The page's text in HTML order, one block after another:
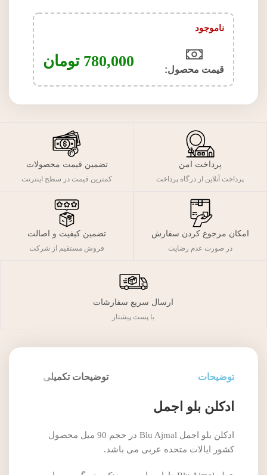
ناموجود
قیمت محصول:​ 780,000 تومان
پرداخت امن
پرداخت آنلاین از درگاه پرداخت
تضمین قیمت محصولات
کمترین قیمت در سطح اینترنت
امکان مرجوع کردن سفارش
در صورت عدم رضایت
تضمین کیفیت و اصالت
فروش مستقیم از شرکت
ارسال سریع سفارشات
با پست پیشتاز
توضیحات توضیحات تکمیلی
ادکلن بلو اجمل
ادکلن بلو اجمل Blu Ajmal در حجم 90 میل محصول
کشور ایالات متحده عربی می باشد.